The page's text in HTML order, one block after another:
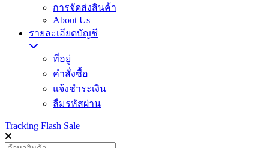
การจัดส่งสินค้า
About Us
รายละเอียดบัญชี
ที่อยู่
คำสั่งซื้อ
แจ้งชำระเงิน
ลืมรหัสผ่าน
Tracking Flash Sale